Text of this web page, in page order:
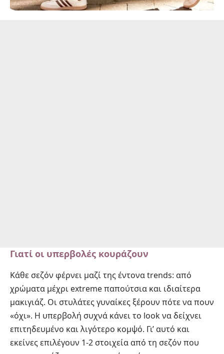
Γιατί οι υπερβολές κουράζουν
Κάθε σεζόν φέρνει μαζί της έντονα trends: από
χρώματα μέχρι extreme παπούτσια και ιδιαίτερα
μακιγιάζ. Οι στυλάτες γυναίκες ξέρουν πότε να πουν
«όχι». Η υπερβολή συχνά κάνει το look να δείχνει
επιτηδευμένο και λιγότερο κομψό. Γι’ αυτό και
εκείνες επιλέγουν 1-2 στοιχεία από τη σεζόν που